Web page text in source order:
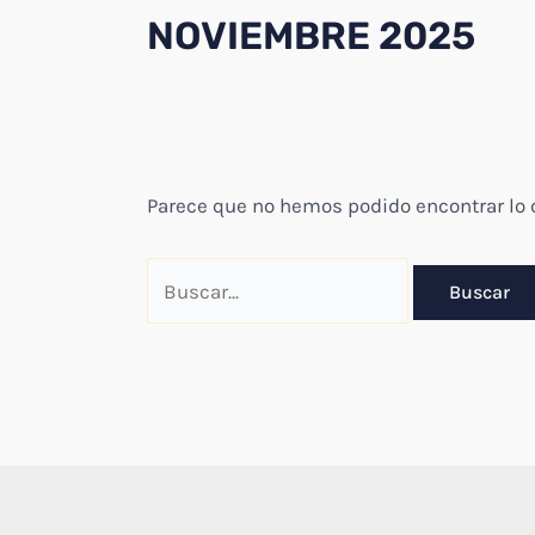
NOVIEMBRE 2025
Parece que no hemos podido encontrar
por: